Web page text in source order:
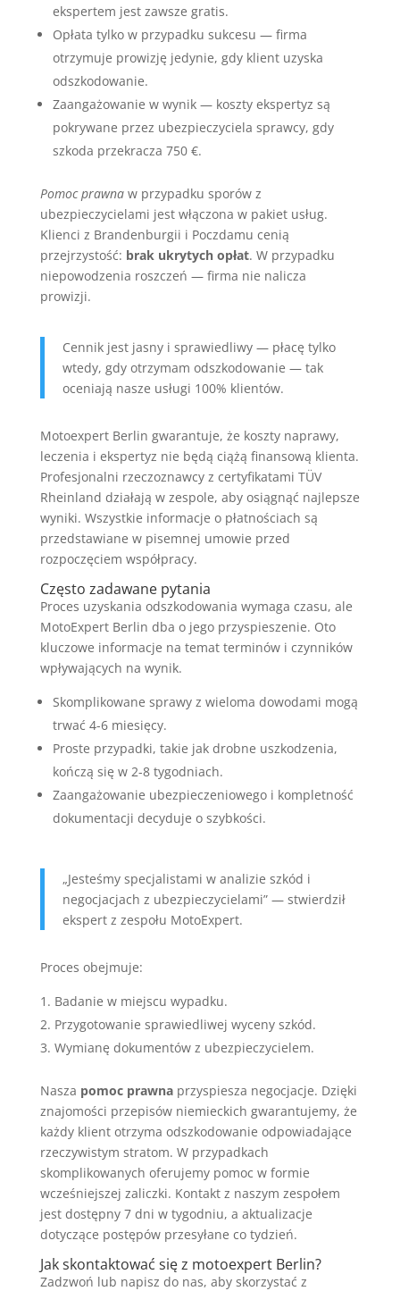
ekspertem jest zawsze gratis.
Opłata tylko w przypadku sukcesu — firma
otrzymuje prowizję jedynie, gdy klient uzyska
odszkodowanie.
Zaangażowanie w wynik — koszty ekspertyz są
pokrywane przez ubezpieczyciela sprawcy, gdy
szkoda przekracza 750 €.
Pomoc prawnaw przypadku sporów z
ubezpieczycielami jest włączona w pakiet usług.
Klienci z Brandenburgii i Poczdamu cenią
przejrzystość: brak ukrytych opłat. W przypadku
niepowodzenia roszczeń — firma nie nalicza
prowizji.
Cennik jest jasny i sprawiedliwy — płacę tylko
wtedy, gdy otrzymam odszkodowanie — tak
oceniają nasze usługi 100% klientów.
Motoexpert Berlin gwarantuje, że koszty naprawy,
leczenia i ekspertyz nie będą ciążą finansową klienta.
Profesjonalni rzeczoznawcy z certyfikatami TÜV
Rheinland działają w zespole, aby osiągnąć najlepsze
wyniki. Wszystkie informacje o płatnościach są
przedstawiane w pisemnej umowie przed
rozpoczęciem współpracy.
Często zadawane pytania
Proces uzyskania odszkodowania wymaga czasu, ale
MotoExpert Berlin dba o jego przyspieszenie. Oto
kluczowe informacje na temat terminów i czynników
wpływających na wynik.
Skomplikowane sprawy z wieloma dowodami mogą
trwać 4-6 miesięcy.
Proste przypadki, takie jak drobne uszkodzenia,
kończą się w 2-8 tygodniach.
Zaangażowanie ubezpieczeniowego i kompletność
dokumentacji decyduje o szybkości.
„Jesteśmy specjalistami w analizie szkód i
negocjacjach z ubezpieczycielami” — stwierdził
ekspert z zespołu MotoExpert.
Proces obejmuje:
Badanie w miejscu wypadku.
Przygotowanie sprawiedliwej wyceny szkód.
Wymianę dokumentów z ubezpieczycielem.
Nasza pomoc prawnaprzyspiesza negocjacje. Dzięki
znajomości przepisów niemieckich gwarantujemy, że
każdy klient otrzyma odszkodowanie odpowiadające
rzeczywistym stratom. W przypadkach
skomplikowanych oferujemy pomoc w formie
wcześniejszej zaliczki. Kontakt z naszym zespołem
jest dostępny 7 dni w tygodniu, a aktualizacje
dotyczące postępów przesyłane co tydzień.
Jak skontaktować się z motoexpert Berlin?
Zadzwoń lub napisz do nas, aby skorzystać z